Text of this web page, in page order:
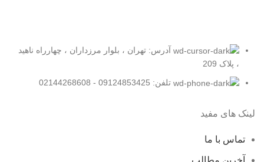
آدرس: تهران ، بلوار مرزداران ، چهارراه ناهید
، پلاک 209
تلفن: 09124853425 - 02144268608
لینک های مفید
تماس با ما
آخرین مطالب